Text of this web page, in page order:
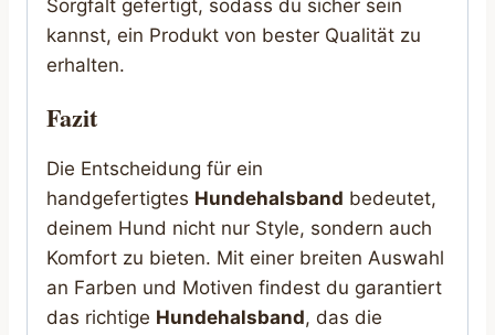
Sorgfalt gefertigt, sodass du sicher sein
kannst, ein Produkt von bester Qualität zu
erhalten.
Fazit
Die Entscheidung für ein
handgefertigtes Hundehalsband bedeutet,
deinem Hund nicht nur Style, sondern auch
Komfort zu bieten. Mit einer breiten Auswahl
an Farben und Motiven findest du garantiert
das richtige Hundehalsband, das die